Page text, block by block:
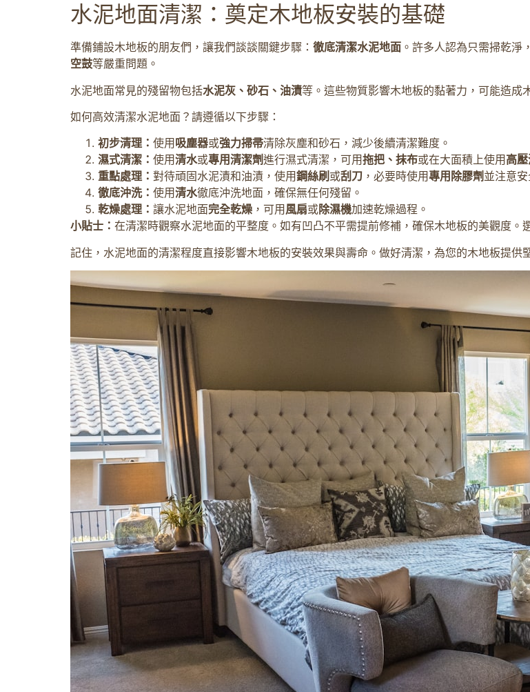
水泥地面清潔：奠定木地板安裝的基礎
準備鋪設木地板的朋友們，讓我們談談關鍵步驟： 徹底清潔水泥地面 。許多人認為只需掃乾淨
空鼓等嚴重問題。
水泥地面常見的殘留物包括水泥灰、砂石、油漬等。這些物質影響木地板的黏著力，可能造成
如何高效清潔水泥地面？請遵循以下步驟：
初步清理： 使用 吸塵器或強力掃帚清除灰塵和砂石，減少後續清潔難度。
濕式清潔： 使用清水或專用清潔劑進行濕式清潔，可用拖把、抹布或在大面積上使用 高
重點處理： 對待頑固水泥漬和油漬，使用鋼絲刷 或刮刀 ，必要時使用專用除膠劑 並注意安
徹底沖洗： 使用清水徹底沖洗地面，確保無任何殘留。
乾燥處理： 讓水泥地面完全乾燥 ，可用 風扇或除濕機加速乾燥過程。
小貼士： 在清潔時觀察水泥地面的平整度。如有凹凸不平需提前修補，確保木地板的美觀度
記住，水泥地面的清潔程度直接影響木地板的安裝效果與壽命。做好清潔，為您的木地板提供